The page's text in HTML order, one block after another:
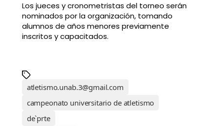
Los jueces y cronometristas del torneo serán
nominados por la organización, tomando
alumnos de años menores previamente
inscritos y capacitados.
atletismo.unab.3@gmail.com
campeonato universitario de atletismo
de`prte